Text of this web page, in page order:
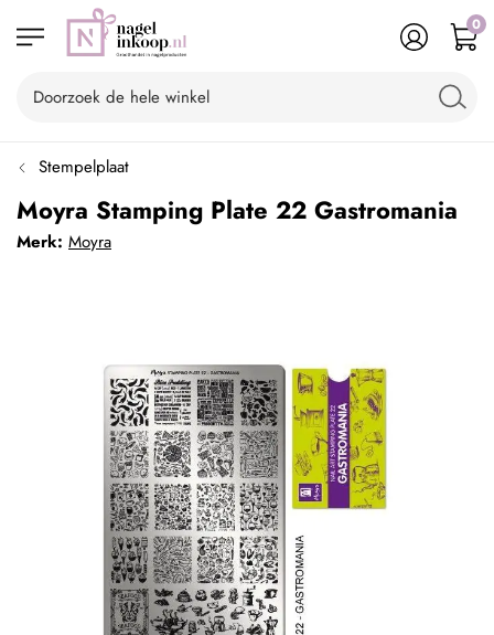
0
Stempelplaat
Moyra Stamping Plate 22 Gastromania
Merk: Moyra